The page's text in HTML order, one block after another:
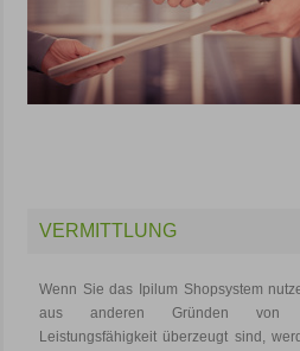
VERMITTLUNG
Wenn Sie das Ipilum Shopsystem
aus anderen Gründen von
Leistungsfähigkeit überzeugt sind,